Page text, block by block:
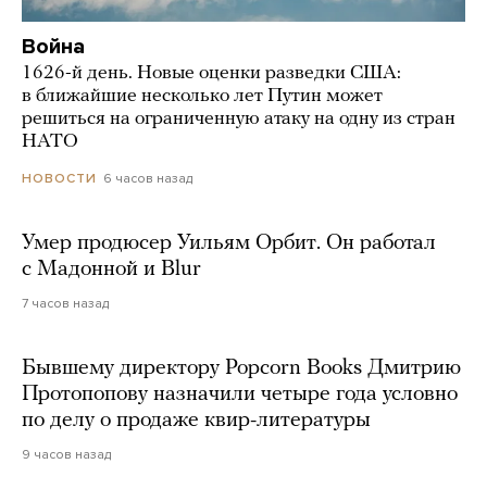
Война
1626-й день. Новые оценки разведки США:
в ближайшие несколько лет Путин может
решиться на ограниченную атаку на одну из стран
НАТО
НОВОСТИ 6 часов назад
Умер продюсер Уильям Орбит. Он работал
с Мадонной и Blur
7 часов назад
Бывшему директору Popcorn Books Дмитрию
Протопопову назначили четыре года условно
по делу о продаже квир-литературы
9 часов назад